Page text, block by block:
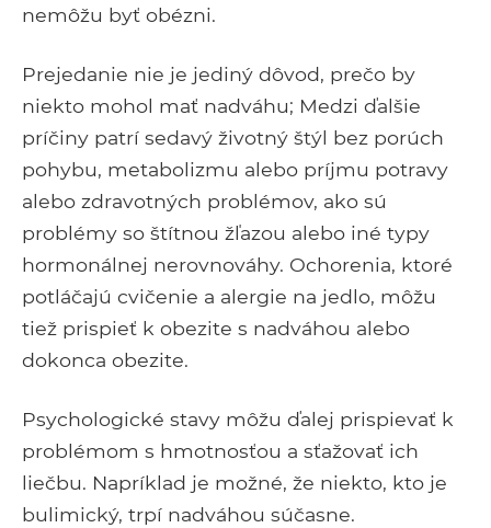
nemôžu byť obézni.
Prejedanie nie je jediný dôvod, prečo by
niekto mohol mať nadváhu; Medzi ďalšie
príčiny patrí sedavý životný štýl bez porúch
pohybu, metabolizmu alebo príjmu potravy
alebo zdravotných problémov, ako sú
problémy so štítnou žľazou alebo iné typy
hormonálnej nerovnováhy. Ochorenia, ktoré
potláčajú cvičenie a alergie na jedlo, môžu
tiež prispieť k obezite s nadváhou alebo
dokonca obezite.
Psychologické stavy môžu ďalej prispievať k
problémom s hmotnosťou a sťažovať ich
liečbu. Napríklad je možné, že niekto, kto je
bulimický, trpí nadváhou súčasne.